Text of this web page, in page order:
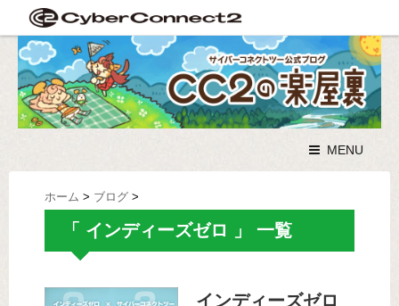
MENU
ホーム > ブログ >
「 インディーズゼロ 」 一覧
インディーズゼロ